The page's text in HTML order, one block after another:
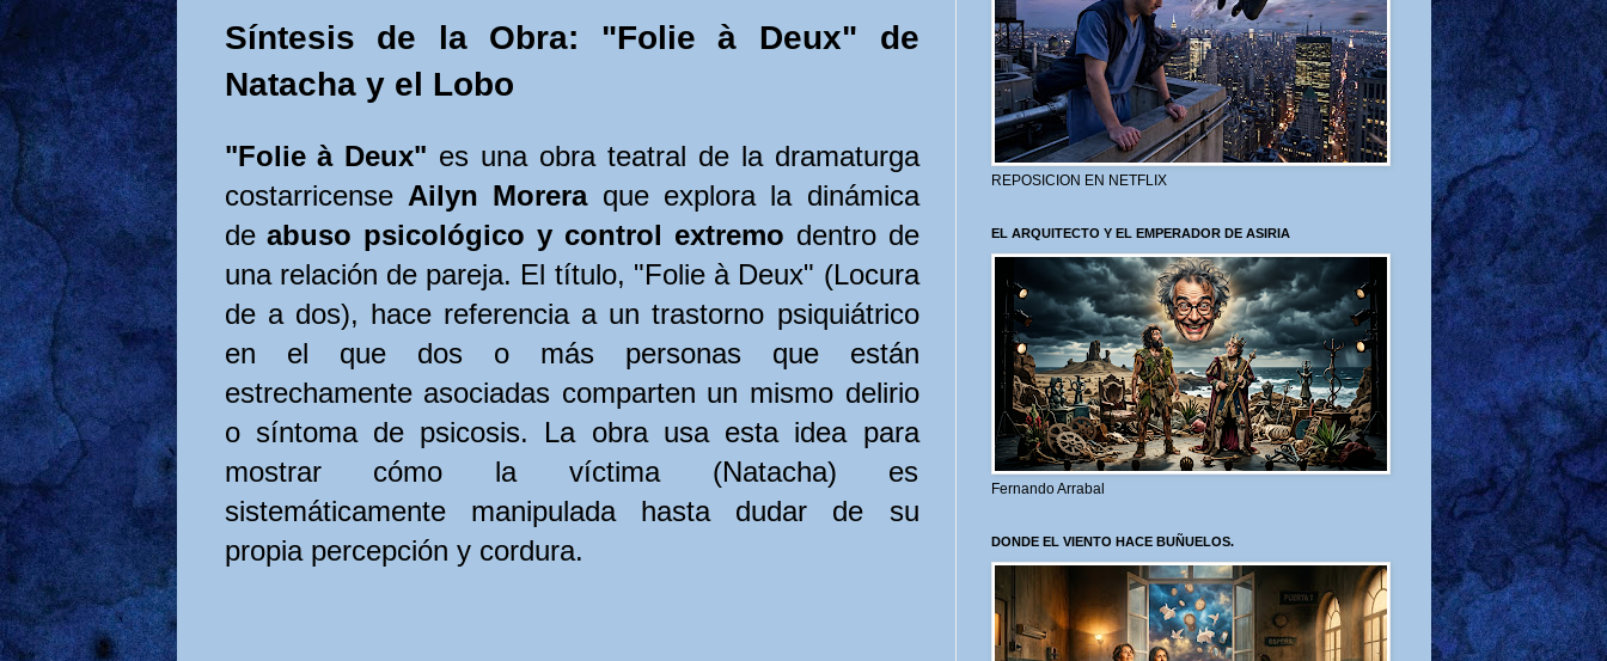
Síntesis de la Obra: "Folie à Deux" de
Natacha y el Lobo
"Folie à Deux" es una obra teatral de la dramaturga
costarricense Ailyn Moreraque explora la dinámica
deabuso psicológico y control extremo dentro de
una relación de pareja. El título, "Folie à Deux" (Locura
de a dos), hace referencia a un trastorno psiquiátrico
en el que dos o más personas que están
estrechamente asociadas comparten un mismo delirio
o síntoma de psicosis. La obra usa esta idea para
mostrar cómo la víctima (Natacha) es
sistemáticamente manipulada hasta dudar de su
propia percepción y cordura.
REPOSICION EN NETFLIX
EL ARQUITECTO Y EL EMPERADOR DE ASIRIA
Fernando Arrabal
DONDE EL VIENTO HACE BUÑUELOS.